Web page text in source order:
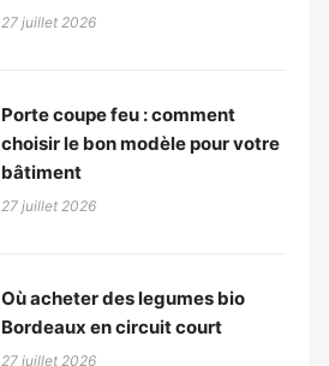
27 juillet 2026
Porte coupe feu : comment
choisir le bon modèle pour votre
bâtiment
27 juillet 2026
Où acheter des legumes bio
Bordeaux en circuit court
27 juillet 2026